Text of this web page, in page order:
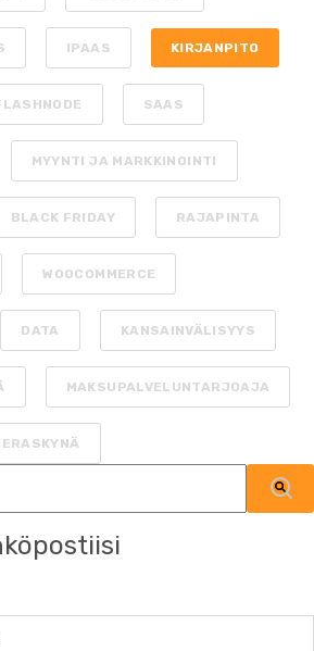
IPAAS KIRJANPITO
SAAS
MYYNTI JA MARKKINOINTI
BLACK FRIDAY RAJAPINTA
WOOCOMMERCE
DATA KANSAINVÄLISYYS
MAKSUPALVELUNTARJOAJA
johon on liitetty automaattinen
ei ole, koska hakukenttä on